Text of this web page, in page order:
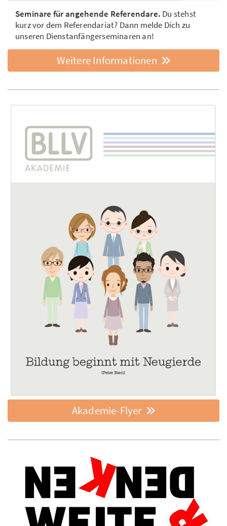
Seminare für angehende Referendare. Du stehst
kurz vor dem Referendariat? Dann melde Dich zu
unseren Dienstanfängerseminaren an!
Weitere Informationen
Akademie-Flyer